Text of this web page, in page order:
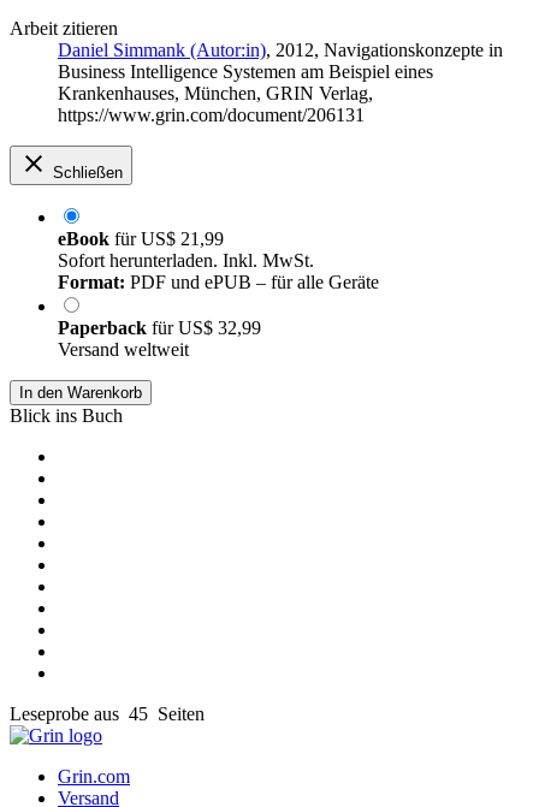
Arbeit zitieren
Daniel Simmank (Autor:in), 2012, Navigationskonzepte in
Business Intelligence Systemen am Beispiel eines
Krankenhauses, München, GRIN Verlag,
https://www.grin.com/document/206131
Schließen
eBook fürUS$ 21,99
Sofort herunterladen. Inkl. MwSt.
Format: PDF und ePUB – für alle Geräte
Paperback fürUS$ 32,99
Versand weltweit
In den Warenkorb
Blick ins Buch
Leseprobe aus 45 Seiten
Grin.com
Versand